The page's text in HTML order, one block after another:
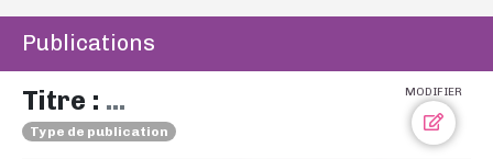
Publications
MODIFIER
Titre : ...
Type de publication